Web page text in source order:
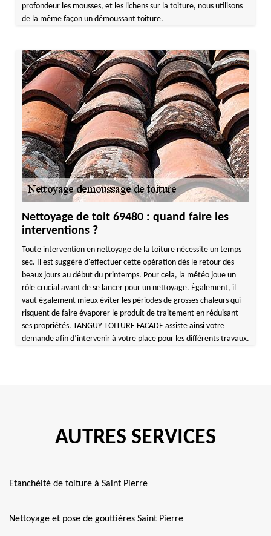
profondeur les mousses, et les lichens sur la toiture, nous utilisons
de la même façon un démoussant toiture.
Nettoyage de toit 69480 : quand faire les
interventions ?
Toute intervention en nettoyage de la toiture nécessite un temps
sec. Il est suggéré d'effectuer cette opération dès le retour des
beaux jours au début du printemps. Pour cela, la météo joue un
rôle crucial avant de se lancer pour un nettoyage. Également, il
vaut également mieux éviter les périodes de grosses chaleurs qui
risquent de faire évaporer le produit de traitement en réduisant
ses propriétés. TANGUY TOITURE FACADE assiste ainsi votre
demande afin d’intervenir à votre place pour les différents travaux.
AUTRES SERVICES
Etanchéité de toiture à Saint Pierre
Nettoyage et pose de gouttières Saint Pierre